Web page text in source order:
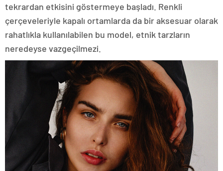
tekrardan etkisini göstermeye başladı. Renkli
çerçeveleriyle kapalı ortamlarda da bir aksesuar olarak
rahatlıkla kullanılabilen bu model, etnik tarzların
neredeyse vazgeçilmezi.